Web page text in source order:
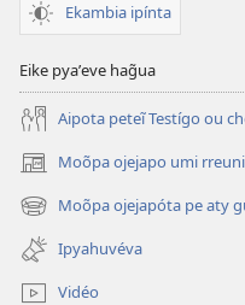
Ekambia ipínta
Eike pyaʼeve hag̃ua
Aipota peteĩ Testígo ou
Moõpa ojejapo umi
(abre
una
nueva
ventana)
Moõpa ojejapóta pe aty
(abre
una
nueva
ventana)
Ipyahuvéva
Vidéo